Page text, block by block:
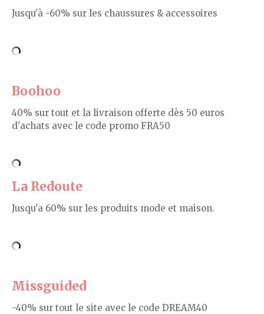
Jusqu'à -60% sur les chaussures & accessoires
Boohoo
40% sur tout et la livraison offerte dès 50 euros
d'achats avec le code promo FRA50
La Redoute
Jusqu'a 60% sur les produits mode et maison.
Missguided
-40% sur tout le site avec le code DREAM40